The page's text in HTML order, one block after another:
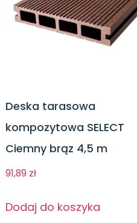
Deska tarasowa
kompozytowa SELECT
Ciemny brąz 4,5 m
91,89 zł
Dodaj do koszyka